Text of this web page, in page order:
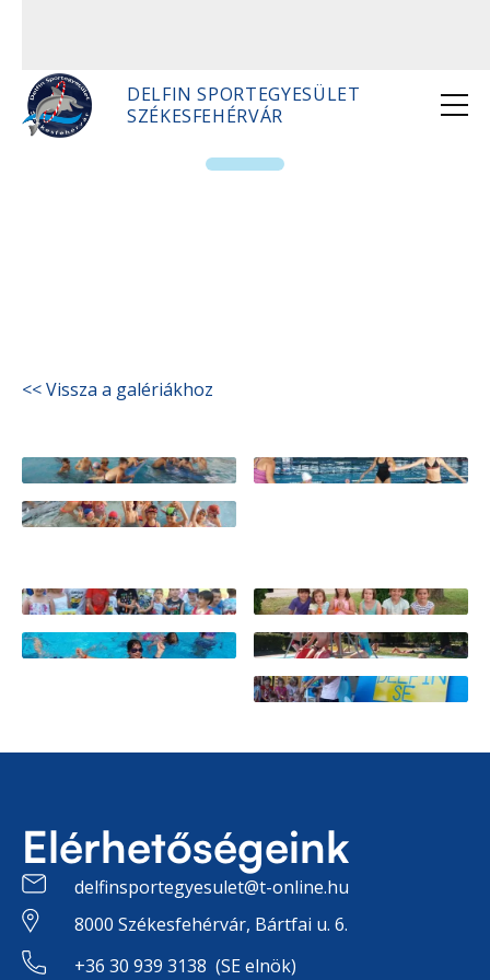
DELFIN SPORTEGYESÜLET
SZÉKESFEHÉRVÁR
<< Vissza a galériákhoz
Elérhetőségeink
delfinsportegyesulet@t-online.hu
8000 Székesfehérvár, Bártfai u. 6.
+36 30 939 3138 (SE elnök)